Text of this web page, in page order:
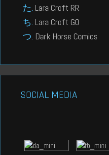
Lara Croft RR
Lara Croft GO
Dark Horse Comics
SOCIAL MEDIA